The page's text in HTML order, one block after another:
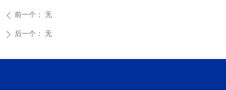
ꄴ 前一个： 无
ꄲ 后一个： 无